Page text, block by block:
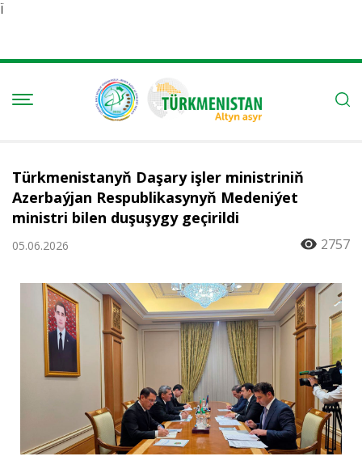
Ï
Türkmenistanyň Daşary işler ministriniň
Azerbaýjan Respublikasynyň Medeniýet
ministri bilen duşuşygy geçirildi
05.06.2026 2757